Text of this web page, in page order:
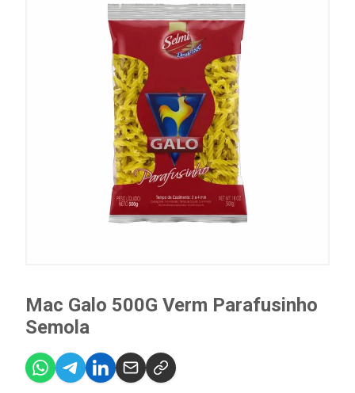
Mac Galo 500G Verm Parafusinho
Semola